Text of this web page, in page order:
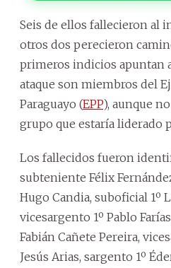
Seis de ellos fallecieron al
otros dos perecieron
primeros indicios apuntan
ataque son miembros del
Paraguayo (EPP), aunque
grupo que estaría liderado
Los fallecidos fueron
subteniente Félix
Hugo Candia, suboficial 1º
vicesargento 1º Pablo
Fabián Cañete Pereira,
Jesús Arias, sargento 1º